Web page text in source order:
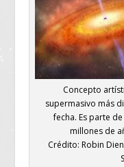
Concepto
supermasivo más
fecha. Es parte
millones de
Crédito: Robin